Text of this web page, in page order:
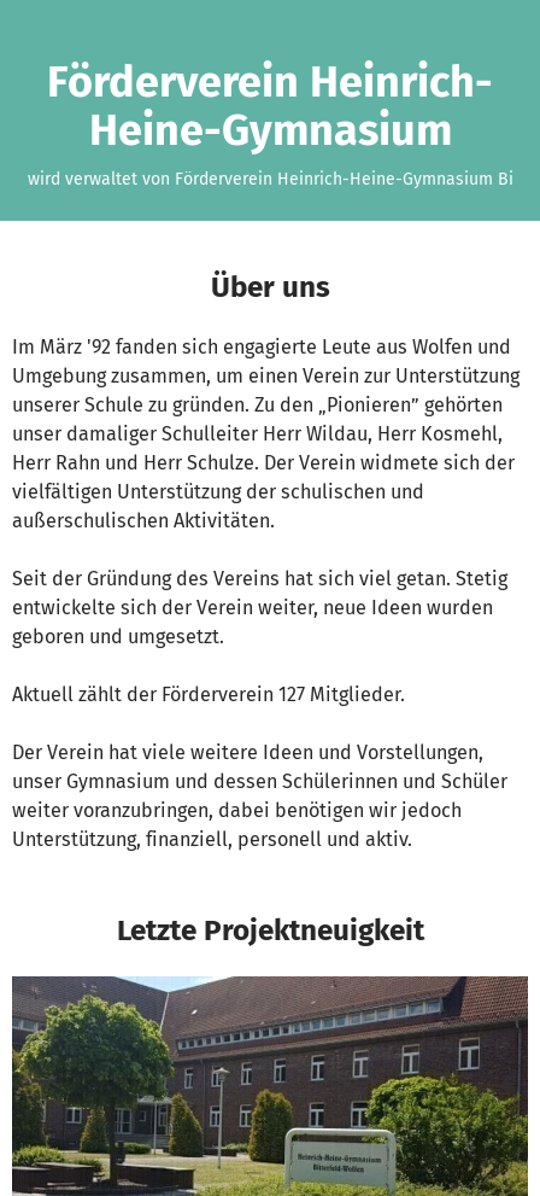
Förderverein Heinrich-
Heine-Gymnasium
wird verwaltet von Förderverein Heinrich-Heine-Gymnasium Bi
Über uns
Im März '92 fanden sich engagierte Leute aus Wolfen und
Umgebung zusammen, um einen Verein zur Unterstützung
unserer Schule zu gründen. Zu den „Pionieren” gehörten
unser damaliger Schulleiter Herr Wildau, Herr Kosmehl,
Herr Rahn und Herr Schulze. Der Verein widmete sich der
vielfältigen Unterstützung der schulischen und
außerschulischen Aktivitäten.
Seit der Gründung des Vereins hat sich viel getan. Stetig
entwickelte sich der Verein weiter, neue Ideen wurden
geboren und umgesetzt.
Aktuell zählt der Förderverein 127 Mitglieder.
Der Verein hat viele weitere Ideen und Vorstellungen,
unser Gymnasium und dessen Schülerinnen und Schüler
weiter voranzubringen, dabei benötigen wir jedoch
Unterstützung, finanziell, personell und aktiv.
Letzte Projektneuigkeit